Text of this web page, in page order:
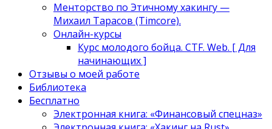
Менторство по Этичному хакингу —
Михаил Тарасов (Timcore).
Онлайн-курсы
Курс молодого бойца. CTF. Web. [ Для
начинающих ]
Отзывы о моей работе
Библиотека
Бесплатно
Электронная книга: «Финансовый спецназ»